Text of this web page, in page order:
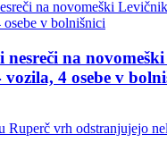
na
vozila, 4 osebe v